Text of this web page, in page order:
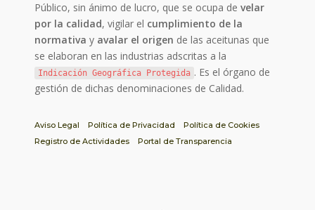
Público, sin ánimo de lucro, que se ocupa develar
por la calidad, vigilar el cumplimiento de la
normativa y avalar el origen de las aceitunas que
se elaboran en las industrias adscritas a la
Indicación Geográfica Protegida . Es el órgano de
gestión de dichas denominaciones de Calidad.
Aviso Legal Política de Privacidad
Política de Cookies
Registro de Actividades
Portal de Transparencia